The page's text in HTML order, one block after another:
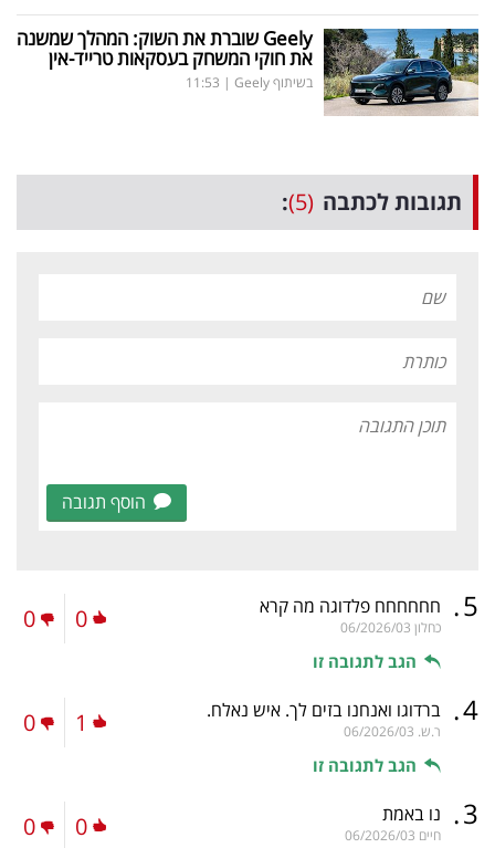
Geelyשוברת את השוק: המהלך שמשנה
את חוקי המשחק בעסקאות טרייד-אין
בשיתוף Geely |
11:53
תגובות לכתבה (5)
:
הוסף תגובה
5
. חחחחחח פלדוגה מה קרא
כחלון 06/2026/03
הגב לתגובה זו
0
0
4
. ברדוגו ואנחנו בזים לך. איש נאלח.
ר.ש. 06/2026/03
הגב לתגובה זו
1
0
3
. נו באמת
חיים 06/2026/03
0
0